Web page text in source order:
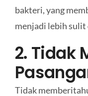
bakteri, yang
menjadi lebih sulit
2. Tidak
Tidak